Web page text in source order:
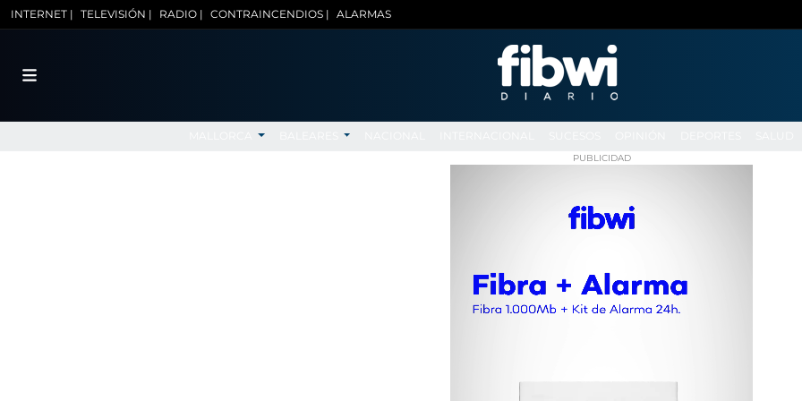
INTERNET | TELEVISIÓN | RADIO | CONTRAINCENDIOS | ALARMAS